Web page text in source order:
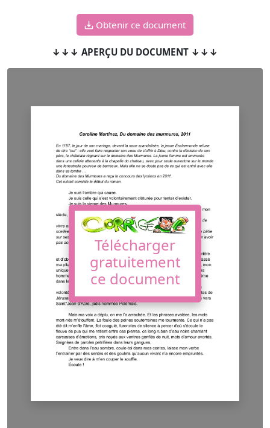
Obtenir ce document
↓↓↓ APERÇU DU DOCUMENT ↓↓↓
Télécharger
gratuitement
ce document